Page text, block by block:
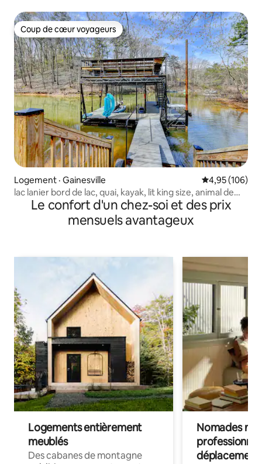
Coup de cœur voyageurs
Coup de cœur voyageurs
Logement · Gainesville Note
4,95 (106)
lac lanier bord de lac, quai, kayak, lit king size, animal de
compagnie
Le confort d'un chez-soi et des prix
mensuels avantageux
Logements entièrement
meublés
Des cabanes de montagne
Nomades
déplacement